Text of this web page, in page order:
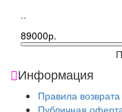
..
89000р.
Информация
Правила
Публичная